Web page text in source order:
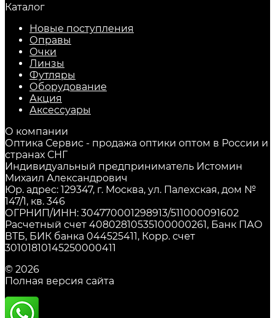
Каталог
Новые поступления
Оправы
Очки
Линзы
Футляры
Оборудование
Акция
Аксессуары
О компании
Оптика Сервис - продажа оптики оптом в России и
странах СНГ
Индивидуальный предприниматель Истомин
Михаил Александрович
Юр. адрес: 129347, г. Москва, ул. Палехская, дом №
147/1, кв. 346
ОГРНИП/ИНН: 304770001298913/511000091602
Расчетный счет 40802810535100000261, Банк ПАО
ВТБ, БИК банка 044525411, Корр. счет
30101810145250000411
© 2026
Полная версия сайта